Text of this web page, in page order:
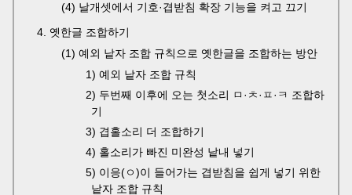
(4) 날개셋에서 기호·겹받침 확장 기능을 켜고 끄기
4. 옛한글 조합하기
(1) 예외 낱자 조합 규칙으로 옛한글을 조합하는 방안
1) 예외 낱자 조합 규칙
2) 두번째 이후에 오는 첫소리 ㅁ·ㅊ·ㅍ·ㅋ 조합하
기
3) 겹홀소리 더 조합하기
4) 홀소리가 빠진 미완성 낱내 넣기
5) 이응(ㅇ)이 들어가는 겹받침을 쉽게 넣기 위한
낱자 조합 규칙